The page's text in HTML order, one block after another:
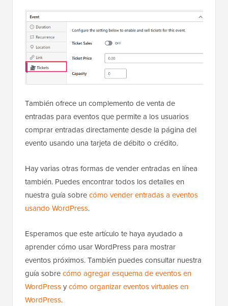
También ofrece un complemento de venta de
entradas para eventos que permite a los usuarios
comprar entradas directamente desde la página del
evento usando una tarjeta de débito o crédito.
Hay varias otras formas de vender entradas en línea
también. Puedes encontrar todos los detalles en
nuestra guía sobrecómo vender entradas a eventos
usando WordPress.
Esperamos que este artículo te haya ayudado a
aprender cómo usar WordPress para mostrar
eventos próximos. También puedes consultar nuestra
guía sobrecómo agregar esquema de eventos en
WordPressycómo organizar eventos virtuales en
WordPress.